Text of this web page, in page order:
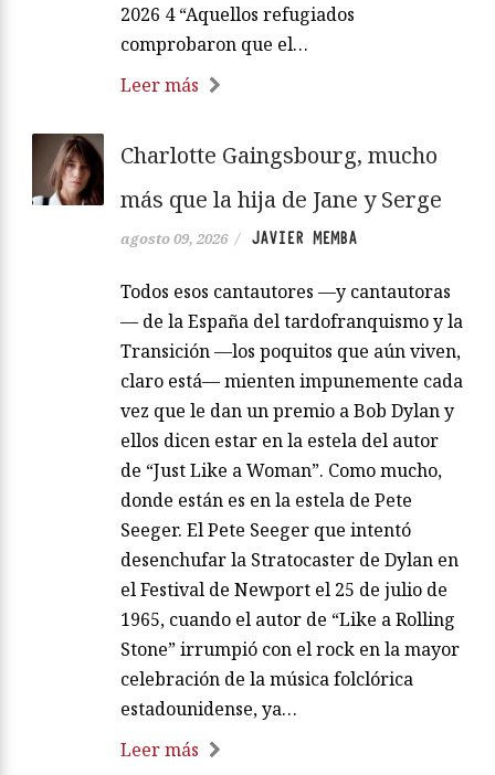
2026 4 “Aquellos refugiados
comprobaron que el…
Leer más
Charlotte Gaingsbourg, mucho
más que la hija de Jane y Serge
agosto 09, 2026 / JAVIER MEMBA
Todos esos cantautores —y cantautoras
— de la España del tardofranquismo y la
Transición —los poquitos que aún viven,
claro está— mienten impunemente cada
vez que le dan un premio a Bob Dylan y
ellos dicen estar en la estela del autor
de “Just Like a Woman”. Como mucho,
donde están es en la estela de Pete
Seeger. El Pete Seeger que intentó
desenchufar la Stratocaster de Dylan en
el Festival de Newport el 25 de julio de
1965, cuando el autor de “Like a Rolling
Stone” irrumpió con el rock en la mayor
celebración de la música folclórica
estadounidense, ya…
Leer más